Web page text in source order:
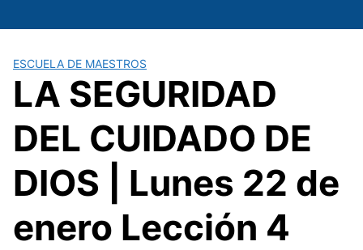
al
ESCUELA DE MAESTROS
LA SEGURIDAD
DEL CUIDADO DE
DIOS | Lunes 22 de
enero Lección 4